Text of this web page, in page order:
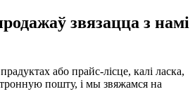
звязацца з намі
або прайс-лісце, калі ласка,
пошту, і мы звяжамся на